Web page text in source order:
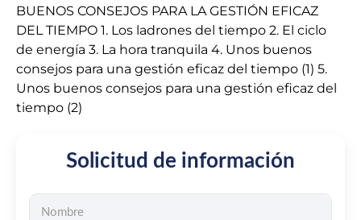
BUENOS CONSEJOS PARA LA GESTIÓN EFICAZ
DEL TIEMPO 1. Los ladrones del tiempo 2. El ciclo
de energía 3. La hora tranquila 4. Unos buenos
consejos para una gestión eficaz del tiempo (1) 5.
Unos buenos consejos para una gestión eficaz del
tiempo (2)
Solicitud de información